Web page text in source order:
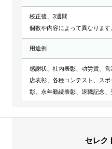
校正後、3週間
個数や内容によって異なります
用途例
感謝状、社内表彰、功労賞、
店表彰、各種コンテスト、ス
彰、永年勤続表彰、退職記念
セレク